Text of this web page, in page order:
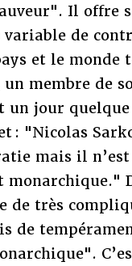
Il offre
de
et le monde
membre de
un jour quelque
: "Nicolas
mais il n’est
monarchique."
de très
de